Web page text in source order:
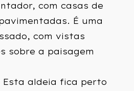
com casas de
É uma
com vistas
sobre a paisagem
Esta aldeia fica perto